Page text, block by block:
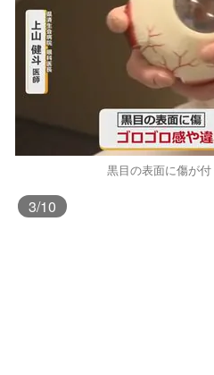
黒目の表面に傷が
3/10